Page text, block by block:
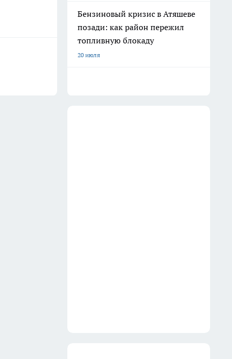
Бензиновый кризис в Атяшеве
позади: как район пережил
топливную блокаду
20 июля